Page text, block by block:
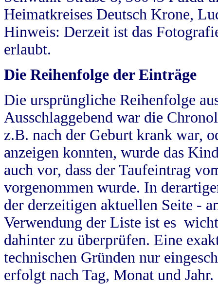
Heimatkreises Deutsch Krone,
Hinweis: Derzeit ist das
erlaubt.
Die Reihenfolge der Einträge
Die ursprüngliche Reihenfolge
Ausschlaggebend war die
z.B. nach der Geburt krank war,
anzeigen konnten, wurde das
auch vor, dass der Taufeintrag
vorgenommen wurde. In
der derzeitigen aktuellen Seite -
Verwendung der Liste ist es
dahinter zu überprüfen. Eine
technischen Gründen nur
erfolgt nach Tag, Monat und Jahr.